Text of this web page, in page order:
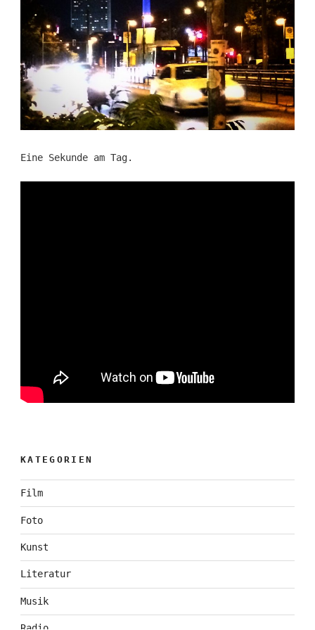
Eine Sekunde am Tag.
KATEGORIEN
Film
Foto
Kunst
Literatur
Musik